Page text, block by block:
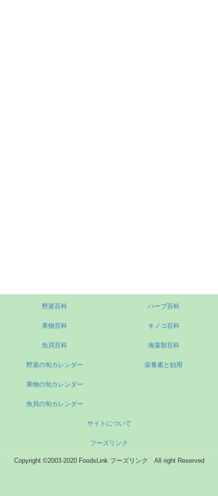
野菜百科
果物百科
魚貝百科
ハーブ百科
キノコ百科
海藻類百科
野菜の旬カレンダー
果物の旬カレンダー
魚貝の旬カレンダー
栄養素と効用
サイトについて
フーズリンク
Copyright ©2003-2020 FoodsLink フーズリンク All right Reserved